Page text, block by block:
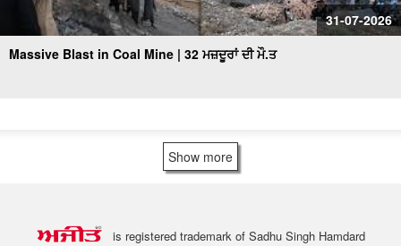
31-07-2026
Massive Blast in Coal Mine | 32 ਮਜ਼ਦੂਰਾਂ ਦੀ ਮੌ.ਤ
Show more
is registered trademark of Sadhu Singh Hamdard